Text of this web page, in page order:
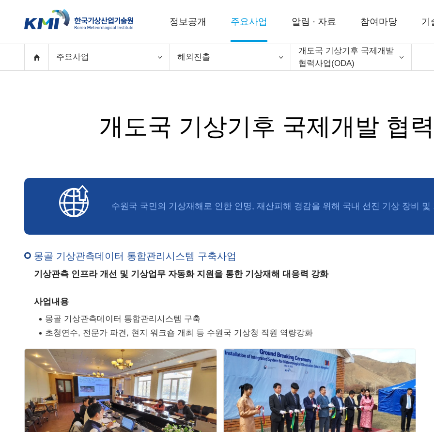
정보공개 주요사업 알림 · 자료 참여마당 기
주요사업 해외진출
개도국 기상기후 국제개발
협력사업(ODA)
개도국 기상기후 국제개발 협
수원국 국민의 기상재해로 인한 인명, 재산피해 경감을 위해 국내 선진 기상 장비
몽골 기상관측데이터 통합관리시스템 구축사업
기상관측 인프라 개선 및 기상업무 자동화 지원을 통한 기상재해 대응력 강화
사업내용
몽골 기상관측데이터 통합관리시스템 구축
초청연수, 전문가 파견, 현지 워크숍 개최 등 수원국 기상청 직원 역량강화